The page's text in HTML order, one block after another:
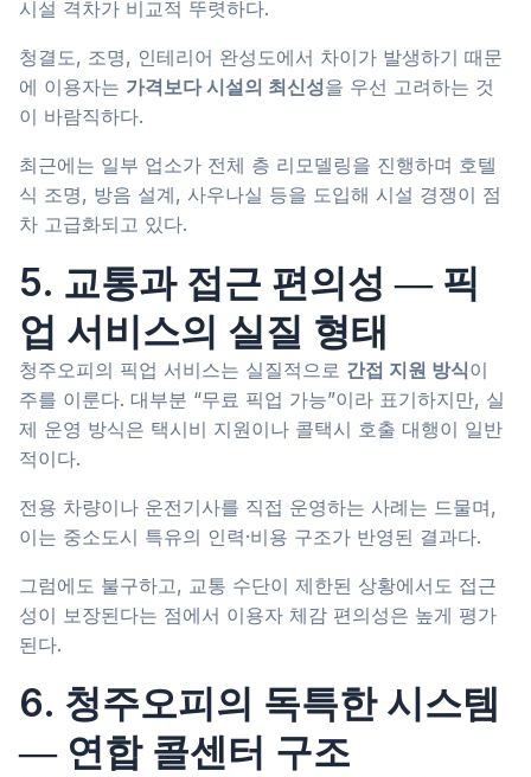
시설 격차가 비교적 뚜렷하다.
청결도, 조명, 인테리어 완성도에서 차이가 발생하기 때문
에 이용자는 가격보다 시설의 최신성을 우선 고려하는 것
이 바람직하다.
최근에는 일부 업소가 전체 층 리모델링을 진행하며 호텔
식 조명, 방음 설계, 사우나실 등을 도입해 시설 경쟁이 점
차 고급화되고 있다.
5. 교통과 접근 편의성 ― 픽
업 서비스의 실질 형태
청주오피의 픽업 서비스는 실질적으로 간접 지원 방식이
주를 이룬다. 대부분 “무료 픽업 가능”이라 표기하지만, 실
제 운영 방식은 택시비 지원이나 콜택시 호출 대행이 일반
적이다.
전용 차량이나 운전기사를 직접 운영하는 사례는 드물며,
이는 중소도시 특유의 인력·비용 구조가 반영된 결과다.
그럼에도 불구하고, 교통 수단이 제한된 상황에서도 접근
성이 보장된다는 점에서 이용자 체감 편의성은 높게 평가
된다.
6. 청주오피의 독특한 시스템
― 연합 콜센터 구조